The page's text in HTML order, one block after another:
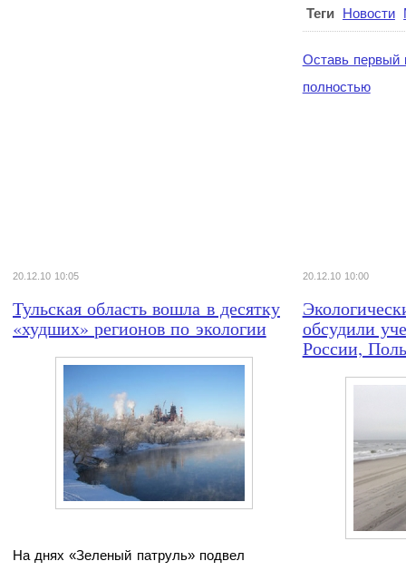
Теги Новости
Оставь первый
полностью
20.12.10 10:05
Тульская область вошла в десятку
«худших» регионов по экологии
На днях «Зеленый патруль» подвел
20.12.10 10:00
обсудили
России,